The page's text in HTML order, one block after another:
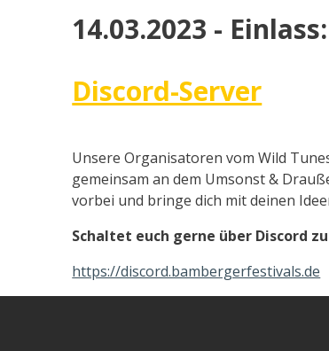
14.03.2023 -
Discord-Server
Unsere Organisatoren vom Wild
gemeinsam an dem Umsonst &
vorbei und bringe dich mit deinen
Schaltet euch gerne über Discord
https://discord.bambergerfestivals.de